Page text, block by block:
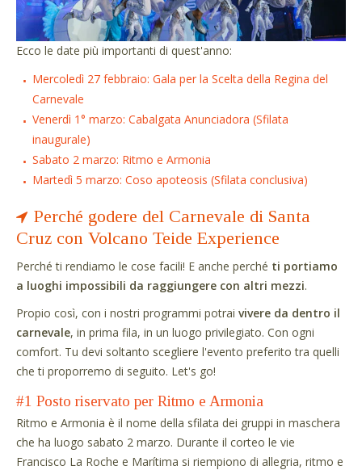
Ecco le date più importanti di quest'anno:
Mercoledì 27 febbraio: Gala per la Scelta della Regina del
Carnevale
Venerdì 1° marzo: Cabalgata Anunciadora (Sfilata
inaugurale)
Sabato 2 marzo: Ritmo e Armonia
Martedì 5 marzo: Coso apoteosis (Sfilata conclusiva)
Perché godere del Carnevale di Santa
Cruz con Volcano Teide Experience
Perché ti rendiamo le cose facili! E anche perché ti portiamo
a luoghi impossibili da raggiungere con altri mezzi.
Propio così, con i nostri programmi potrai vivere da dentro il
carnevale, in prima fila, in un luogo privilegiato. Con ogni
comfort. Tu devi soltanto scegliere l'evento preferito tra quelli
che ti proporremo di seguito. Let's go!
#1 Posto riservato per Ritmo e Armonia
Ritmo e Armonia è il nome della sfilata dei gruppi in maschera
che ha luogo sabato 2 marzo. Durante il corteo le vie
Francisco La Roche e Marítima si riempiono di allegria, ritmo e